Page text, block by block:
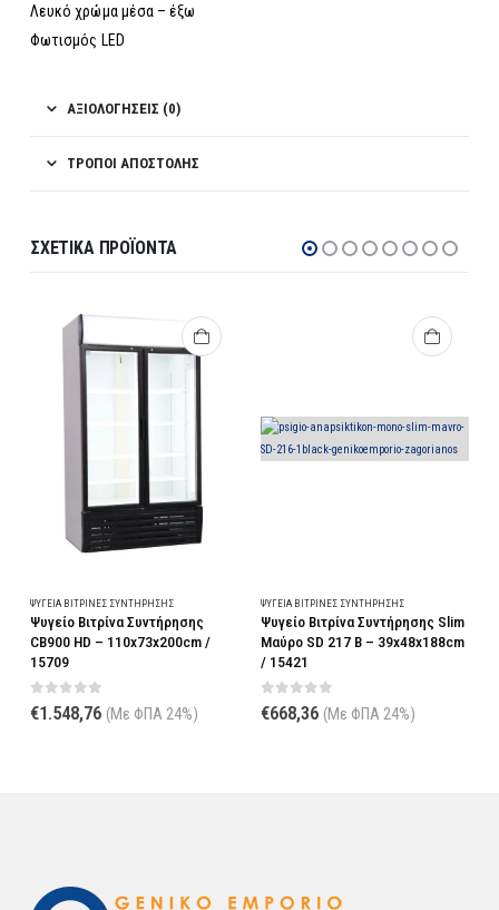
Λευκό χρώμα μέσα – έξω
Φωτισμός LED
ΑΞΙΟΛΟΓΉΣΕΙΣ (0)
ΤΡΌΠΟΙ ΑΠΟΣΤΟΛΉΣ
ΣΧΕΤΙΚΆ ΠΡΟΪΌΝΤΑ
ΨΥΓΕΊΑ ΒΙΤΡΊΝΕΣ ΣΥΝΤΉΡΗΣΗΣ
Ψυγείο Βιτρίνα Συντήρησης
CB900 HD – 110x73x200cm /
15709
0out of 5
€1.548,76 (Με ΦΠΑ 24%)
ΨΥΓΕΊΑ ΒΙΤΡΊΝΕΣ ΣΥΝΤΉΡΗΣΗΣ
Ψυγείο Βιτρίνα Συντήρησης Slim
Μαύρο SD 217 B – 39x48x188cm
/ 15421
0out of 5
€668,36 (Με ΦΠΑ 24%)